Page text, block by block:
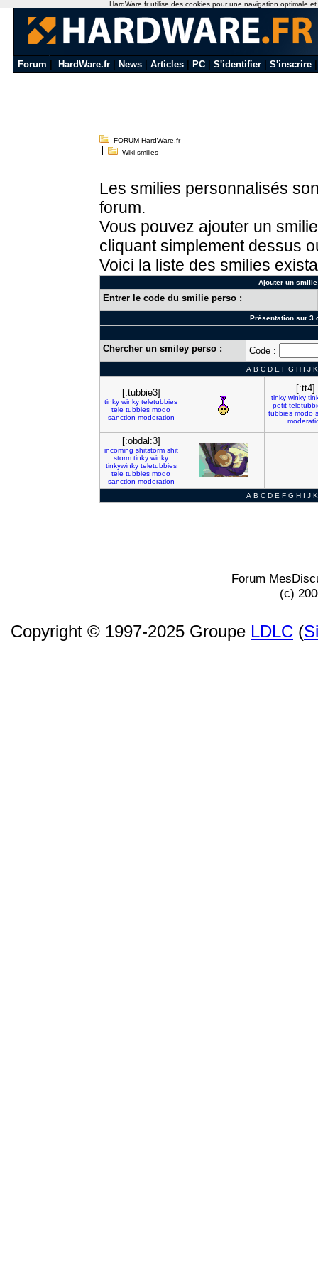
Forum HardWare.fr News Articles PC S'identifier S'inscrire
FORUM HardWare.fr
Wiki smilies
Les smilies personnalisés
forum.
Vous pouvez ajouter un
cliquant simplement dessus
Voici la liste des smilies
Ajouter un
Entrer le code du smilie perso :
Présentation sur 3
Chercher un smiley perso : Code :
A B C D E F G H I J K
[:tubbie3]
tinky winky teletubbies
tele tubbies modo
sanction moderation
[:tt4]
tinky winky
petit
tubbies modo
[:obdal:3]
incoming shitstorm shit
storm tinky winky
tinkywinky teletubbies
tele tubbies modo
sanction moderation
A B C D E F G H I J K
Forum
(c)
Copyright © 1997-2025 Groupe LDLC (
HardWare.fr utilise des cookies pour une navigation optimale